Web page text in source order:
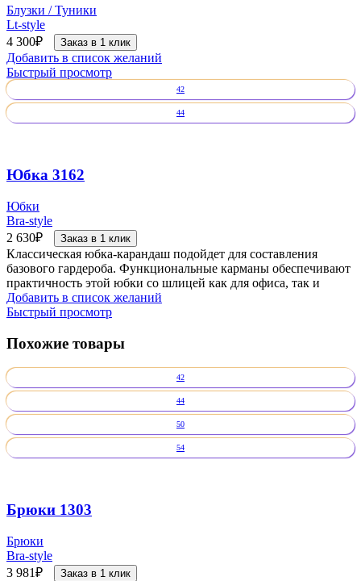
Блузки / Туники
Lt-style
4 300₽ Заказ в 1 клик
Добавить в список желаний
Быстрый просмотр
42
44
Юбка 3162
Юбки
Bra-style
2 630₽ Заказ в 1 клик
Классическая юбка-карандаш подойдет для составления
базового гардероба. Функциональные карманы обеспечивают
практичность этой юбки со шлицей как для офиса, так и
Добавить в список желаний
Быстрый просмотр
Похожие товары
42
44
50
54
Брюки 1303
Брюки
Bra-style
3 981₽ Заказ в 1 клик